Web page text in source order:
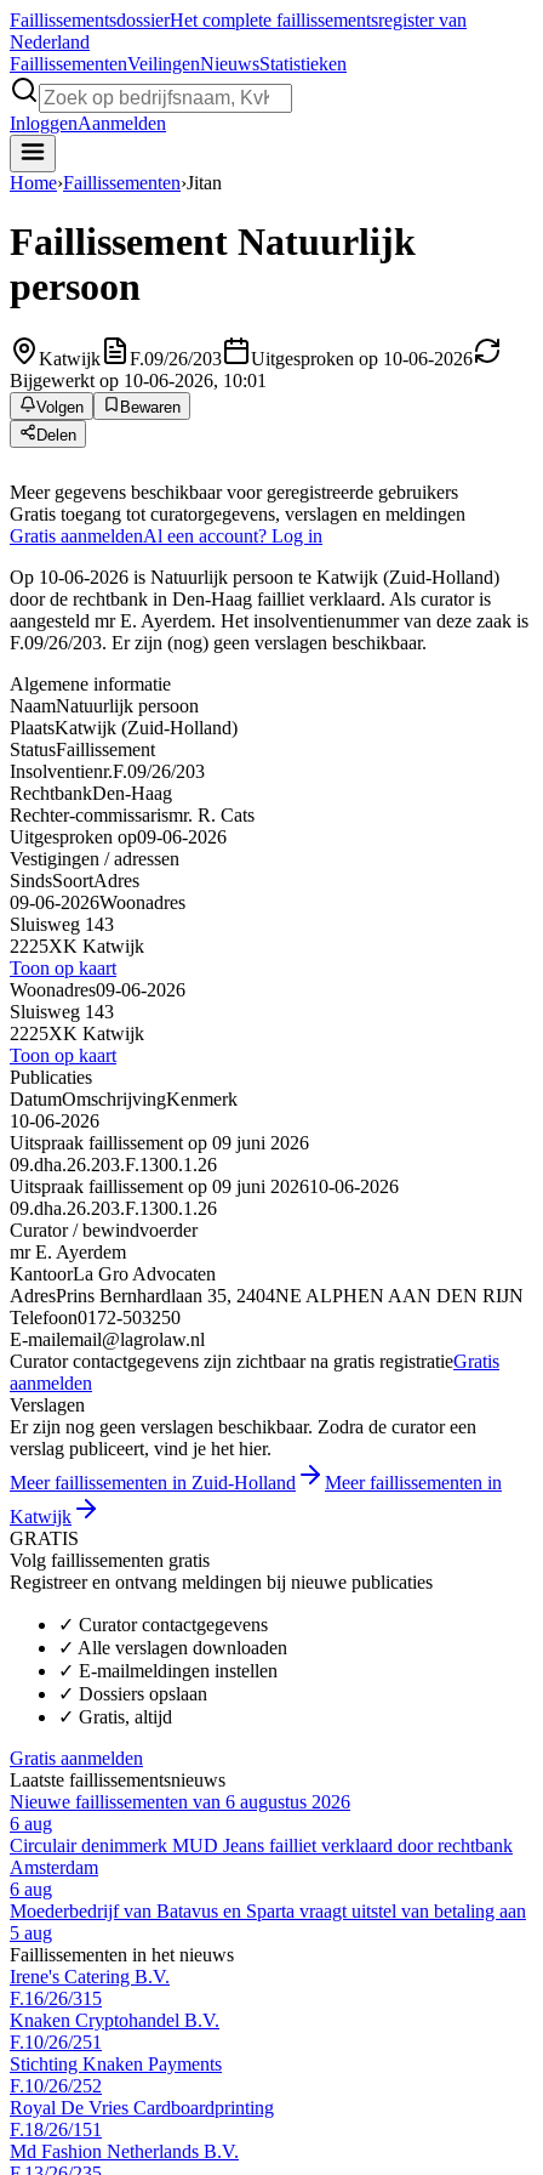
FaillissementsdossierHet complete faillissementsregister van
Nederland
FaillissementenVeilingenNieuwsStatistieken
InloggenAanmelden
Home›Faillissementen›Jitan
Faillissement Natuurlijk
persoon
Katwijk F.09/26/203
Uitgesproken op 10-06-2026
Bijgewerkt op 10-06-2026, 10:01
Volgen
Bewaren
Delen
Meer gegevens beschikbaar voor geregistreerde gebruikers
Gratis toegang tot curatorgegevens, verslagen en meldingen
Gratis aanmeldenAl een account? Log in
Op 10-06-2026 is Natuurlijk persoon te Katwijk (Zuid-Holland)
door de rechtbank in Den-Haag failliet verklaard. Als curator is
aangesteld mr E. Ayerdem. Het insolventienummer van deze zaak is
F.09/26/203. Er zijn (nog) geen verslagen beschikbaar.
Algemene informatie
NaamNatuurlijk persoon
PlaatsKatwijk (Zuid-Holland)
StatusFaillissement
Insolventienr.F.09/26/203
RechtbankDen-Haag
Rechter-commissarismr. R. Cats
Uitgesproken op09-06-2026
Vestigingen / adressen
SindsSoortAdres
09-06-2026Woonadres
Sluisweg 143
2225XK Katwijk
Toon op kaart
Woonadres09-06-2026
Sluisweg 143
2225XK Katwijk
Toon op kaart
Publicaties
DatumOmschrijvingKenmerk
10-06-2026
Uitspraak faillissement op 09 juni 2026
09.dha.26.203.F.1300.1.26
Uitspraak faillissement op 09 juni 202610-06-2026
09.dha.26.203.F.1300.1.26
Curator / bewindvoerder
mr E. Ayerdem
KantoorLa Gro Advocaten
AdresPrins Bernhardlaan 35, 2404NE ALPHEN AAN DEN RIJN
Telefoon0172-503250
E-mailemail@lagrolaw.nl
Curator contactgegevens zijn zichtbaar na gratis registratieGratis
aanmelden
Verslagen
Er zijn nog geen verslagen beschikbaar. Zodra de curator een
verslag publiceert, vind je het hier.
Meer faillissementen in Zuid-Holland
Meer faillissementen in
Katwijk
GRATIS
Volg faillissementen gratis
Registreer en ontvang meldingen bij nieuwe publicaties
✓ Curator contactgegevens
✓ Alle verslagen downloaden
✓ E-mailmeldingen instellen
✓ Dossiers opslaan
✓ Gratis, altijd
Gratis aanmelden
Laatste faillissementsnieuws
Nieuwe faillissementen van 6 augustus 2026
6 aug
Circulair denimmerk MUD Jeans failliet verklaard door rechtbank
Amsterdam
6 aug
Moederbedrijf van Batavus en Sparta vraagt uitstel van betaling aan
5 aug
Faillissementen in het nieuws
Irene's Catering B.V.
F.16/26/315
Knaken Cryptohandel B.V.
F.10/26/251
Stichting Knaken Payments
F.10/26/252
Royal De Vries Cardboardprinting
F.18/26/151
Md Fashion Netherlands B.V.